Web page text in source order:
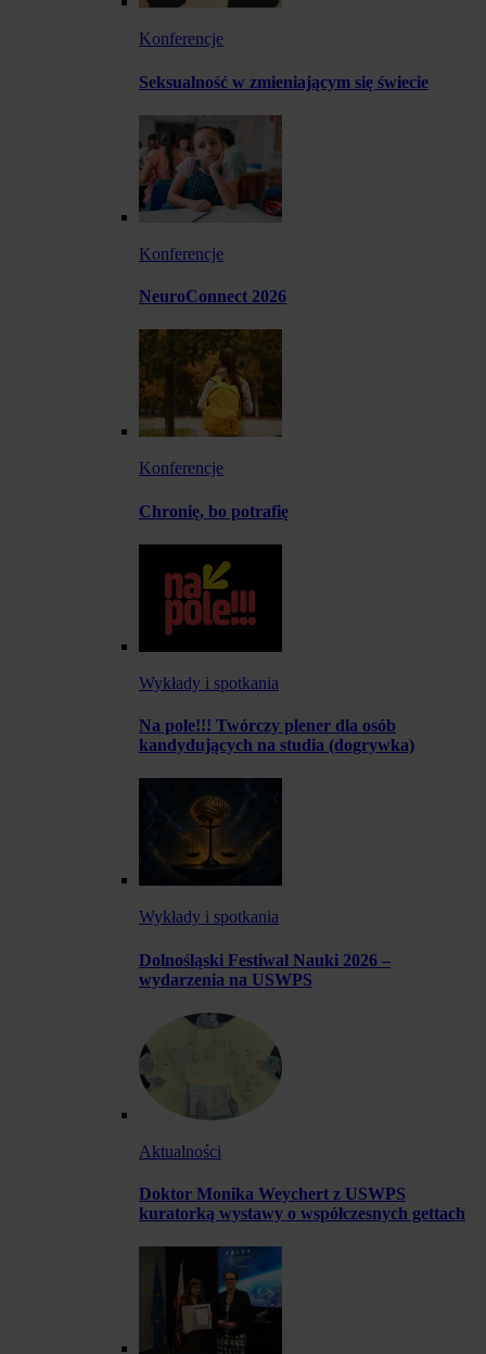
Konferencje
Seksualność w zmieniającym się świecie
Konferencje
NeuroConnect 2026
Konferencje
Chronię, bo potrafię
Wykłady i spotkania
Na pole!!! Twórczy plener dla osób
kandydujących na studia (dogrywka)
Wykłady i spotkania
Dolnośląski Festiwal Nauki 2026 –
wydarzenia na USWPS
Aktualności
Doktor Monika Weychert z USWPS
kuratorką wystawy o współczesnych gettach